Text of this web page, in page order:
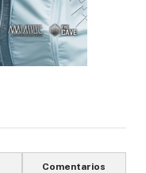
Comentarios